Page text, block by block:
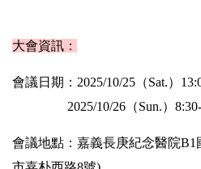
大會資訊：
會議日期：2025/10/25（Sat.）
2025/10/26（Sun.）8:30-
會議地點：嘉義長庚紀念醫院